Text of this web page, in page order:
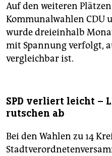
Auf den weiteren
Kommunalwahlen CDU
wurde dreieinhalb
mit Spannung verfolgt,
vergleichbar ist.
SPD verliert leicht –
rutschen ab
Bei den Wahlen zu 14